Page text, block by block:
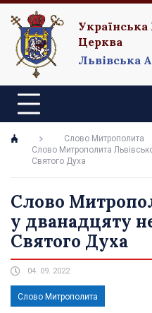
Церква
Львівська
Слово Митрополита
Слово Митрополита
Святого Духа
Слово
у дванадцяту
Святого Духа
04. 09. 2022
Слово Митрополита